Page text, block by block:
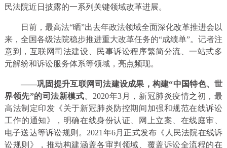
民法院近日披露的一系列关键领域改革进展。
日前，最高法“晒”出去年政法领域全面深化改革推进会以
来，全国各级法院稳步推进重大改革任务的“成绩单”。记者注
意到，互联网司法建设、民事诉讼程序繁简分流、一站式多
元解纷和诉讼服务体系等领域，亮点频现。
——巩固提升互联网司法建设成果，构建“中国特色、世
界领先”的司法新模式。2020年3月，新冠肺炎疫情之初，最
高法制定印发《关于新冠肺炎防控期间加强和规范在线诉讼
工作的通知》，明确在线身份认证、网上立案、在线庭审、
电子送达等诉讼规则。2021年6月正式发布《人民法院在线诉
讼规则》，推动构建涵盖各审判领域、覆盖诉讼全流程的在